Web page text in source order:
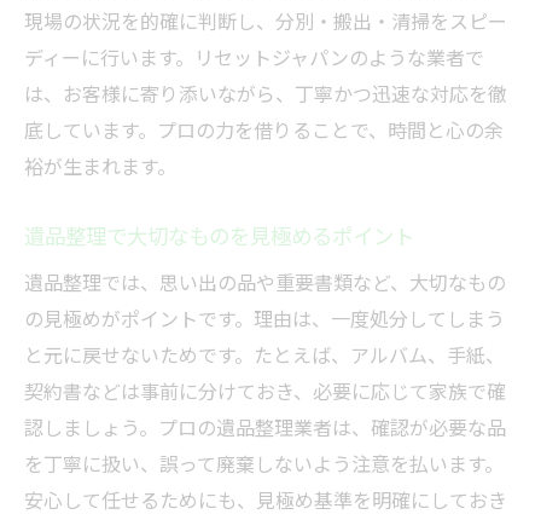
現場の状況を的確に判断し、分別・搬出・清掃をスピー
ディーに行います。リセットジャパンのような業者で
は、お客様に寄り添いながら、丁寧かつ迅速な対応を徹
底しています。プロの力を借りることで、時間と心の余
裕が生まれます。
遺品整理で大切なものを見極めるポイント
遺品整理では、思い出の品や重要書類など、大切なもの
の見極めがポイントです。理由は、一度処分してしまう
と元に戻せないためです。たとえば、アルバム、手紙、
契約書などは事前に分けておき、必要に応じて家族で確
認しましょう。プロの遺品整理業者は、確認が必要な品
を丁寧に扱い、誤って廃棄しないよう注意を払います。
安心して任せるためにも、見極め基準を明確にしておき